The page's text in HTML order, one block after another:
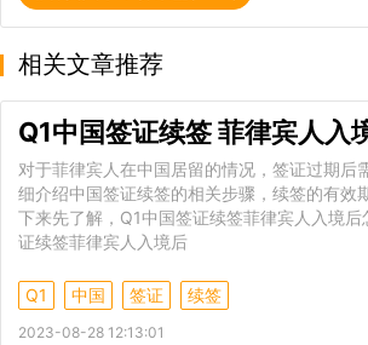
相关文章推荐
Q1中国签证续签 菲律宾人入
对于菲律宾人在中国居留的情况，签证过期后
细介绍中国签证续签的相关步骤，续签的有效
下来先了解，Q1中国签证续签菲律宾人入境后
证续签菲律宾人入境后
Q1 中国 签证 续签
2023-08-28 12:13:01